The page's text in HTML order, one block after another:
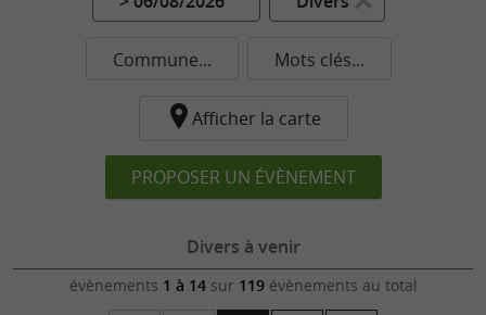
Commune... Mots clés...
Afficher la carte
PROPOSER UN ÉVÈNEMENT
Divers à venir
évènements 1 à 14sur 119évènements au total